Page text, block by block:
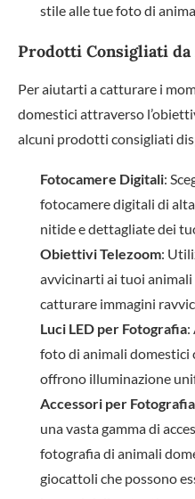
stile alle tue foto di
Prodotti Consigliati da
Per aiutarti a catturare i
domestici attraverso
alcuni prodotti consigliati
Fotocamere Digitali:
fotocamere digitali di
nitide e dettagliate dei
Obiettivi Telezoom:
avvicinarti ai tuoi
catturare immagini
Luci LED per Fotografia:
foto di animali domestici
offrono illuminazione
Accessori per
una vasta gamma di
fotografia di animali
giocattoli che possono